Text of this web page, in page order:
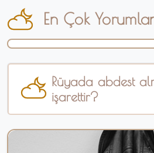
En Çok
Rüyada abdest
işarettir?